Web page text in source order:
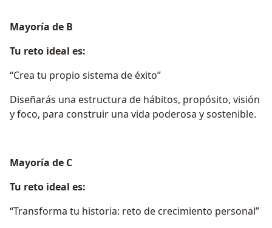
Mayoría de B
Tu reto ideal es:
“Crea tu propio sistema de éxito”
Diseñarás una estructura de hábitos, propósito, visión
y foco, para construir una vida poderosa y sostenible.
Mayoría de C
Tu reto ideal es:
“Transforma tu historia: reto de crecimiento personal”